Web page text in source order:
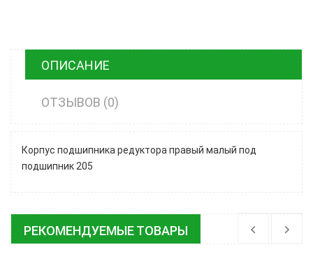
ОПИСАНИЕ
ОТЗЫВОВ (0)
Корпус подшипника редуктора правый малый под
подшипник 205
РЕКОМЕНДУЕМЫЕ ТОВАРЫ